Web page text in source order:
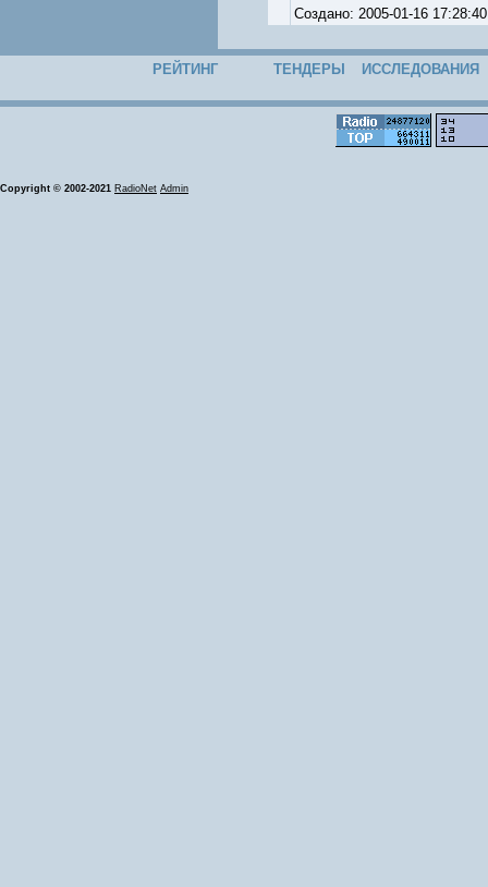
Создано: 2005-01-16
РЕЙТИНГ ТЕНДЕРЫ ИССЛЕДОВАНИЯ
Copyright © 2002-2021 RadioNet Admin